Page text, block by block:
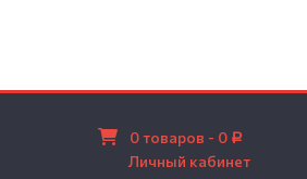
0 товаров - 0 Р
Личный кабинет